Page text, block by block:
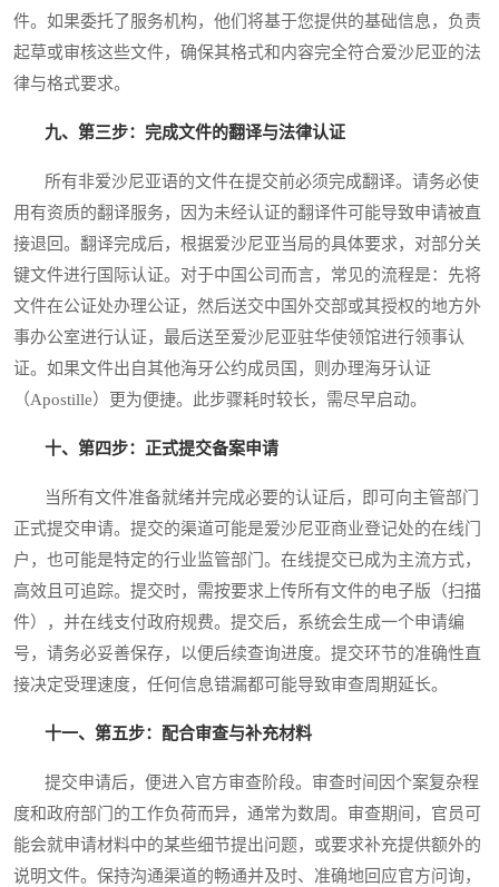
件。如果委托了服务机构，他们将基于您提供的基础信息，负责
起草或审核这些文件，确保其格式和内容完全符合爱沙尼亚的法
律与格式要求。
九、第三步：完成文件的翻译与法律认证
所有非爱沙尼亚语的文件在提交前必须完成翻译。请务必使
用有资质的翻译服务，因为未经认证的翻译件可能导致申请被直
接退回。翻译完成后，根据爱沙尼亚当局的具体要求，对部分关
键文件进行国际认证。对于中国公司而言，常见的流程是：先将
文件在公证处办理公证，然后送交中国外交部或其授权的地方外
事办公室进行认证，最后送至爱沙尼亚驻华使领馆进行领事认
证。如果文件出自其他海牙公约成员国，则办理海牙认证
（Apostille）更为便捷。此步骤耗时较长，需尽早启动。
十、第四步：正式提交备案申请
当所有文件准备就绪并完成必要的认证后，即可向主管部门
正式提交申请。提交的渠道可能是爱沙尼亚商业登记处的在线门
户，也可能是特定的行业监管部门。在线提交已成为主流方式，
高效且可追踪。提交时，需按要求上传所有文件的电子版（扫描
件），并在线支付政府规费。提交后，系统会生成一个申请编
号，请务必妥善保存，以便后续查询进度。提交环节的准确性直
接决定受理速度，任何信息错漏都可能导致审查周期延长。
十一、第五步：配合审查与补充材料
提交申请后，便进入官方审查阶段。审查时间因个案复杂程
度和政府部门的工作负荷而异，通常为数周。审查期间，官员可
能会就申请材料中的某些细节提出问题，或要求补充提供额外的
说明文件。保持沟通渠道的畅通并及时、准确地回应官方问询，